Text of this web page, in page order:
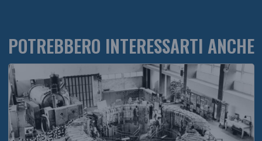
POTREBBERO INTERESSARTI ANCHE